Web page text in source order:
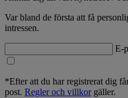
Var bland de första att få
intressen.
E-
*Efter att du har registrerat dig
post. Regler och villkorgäller.